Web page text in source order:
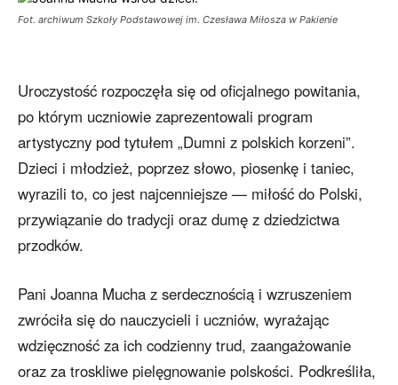
Fot. archiwum Szkoły Podstawowej im. Czesława Miłosza w Pakienie
Uroczystość rozpoczęła się od oficjalnego powitania,
po którym uczniowie zaprezentowali program
artystyczny pod tytułem „Dumni z polskich korzeni”.
Dzieci i młodzież, poprzez słowo, piosenkę i taniec,
wyrazili to, co jest najcenniejsze — miłość do Polski,
przywiązanie do tradycji oraz dumę z dziedzictwa
przodków.
Pani Joanna Mucha z serdecznością i wzruszeniem
zwróciła się do nauczycieli i uczniów, wyrażając
wdzięczność za ich codzienny trud, zaangażowanie
oraz za troskliwe pielęgnowanie polskości. Podkreśliła,